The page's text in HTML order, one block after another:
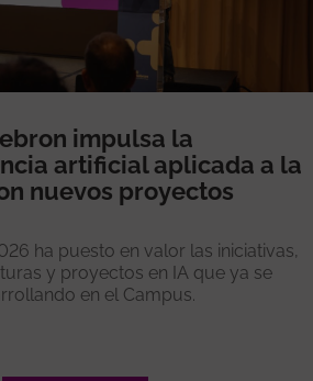
impulsa la
artificial aplicada a la
nuevos proyectos
ha puesto en valor las iniciativas,
y proyectos en IA que ya se
en el Campus.